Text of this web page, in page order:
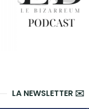
LA NEWSLETTER ✉️